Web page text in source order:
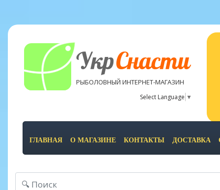
УкрСнасти
РЫБОЛОВНЫЙ ИНТЕРНЕТ-МАГАЗИН
Select Language ▼
ГЛАВНАЯ О МАГАЗИНЕ КОНТАКТЫ ДОСТАВКА